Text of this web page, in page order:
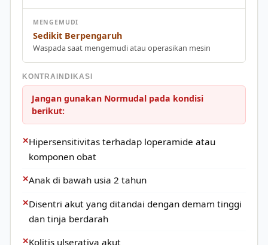
MENGEMUDI
Sedikit Berpengaruh
Waspada saat mengemudi atau operasikan mesin
KONTRAINDIKASI
Jangan gunakan Normudal pada kondisi
berikut:
✕Hipersensitivitas terhadap loperamide atau
komponen obat
✕Anak di bawah usia 2 tahun
✕Disentri akut yang ditandai dengan demam tinggi
dan tinja berdarah
✕Kolitis ulserativa akut